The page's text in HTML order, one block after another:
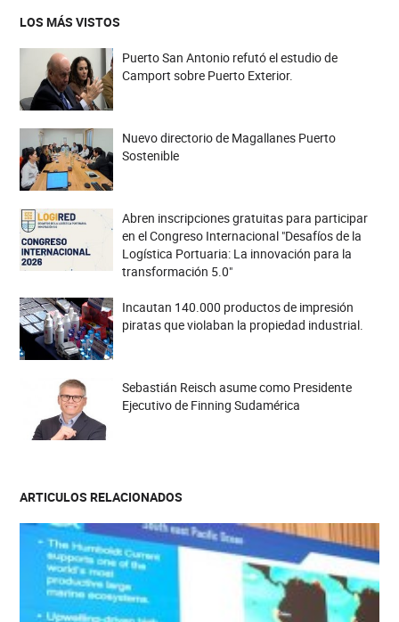
LOS MÁS VISTOS
Puerto San Antonio refutó el estudio de
Camport sobre Puerto Exterior.
Nuevo directorio de Magallanes Puerto
Sostenible
Abren inscripciones gratuitas para participar
en el Congreso Internacional "Desafíos de la
Logística Portuaria: La innovación para la
transformación 5.0"
Incautan 140.000 productos de impresión
piratas que violaban la propiedad industrial.
Sebastián Reisch asume como Presidente
Ejecutivo de Finning Sudamérica
ARTICULOS RELACIONADOS